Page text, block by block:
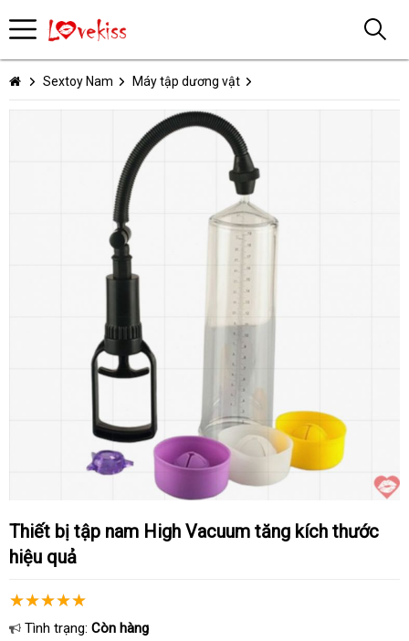
Sextoy Nam Máy tập dương vật
Thiết bị tập nam High Vacuum tăng kích thước
hiệu quả
Tình trạng: Còn hàng